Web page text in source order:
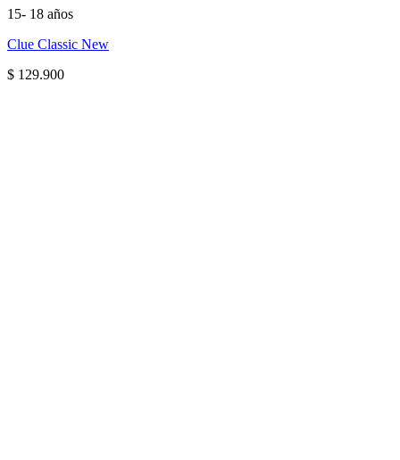
15- 18 años
Clue Classic New
$ 129.900